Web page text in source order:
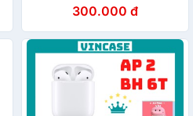
Ồn. BH 6 Tháng. Lỗi 1 Đổi 1
300.000 đ